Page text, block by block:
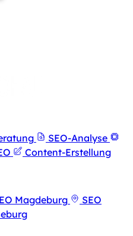
SEO-Analyse
Content-Erstellung
Magdeburg
SEO